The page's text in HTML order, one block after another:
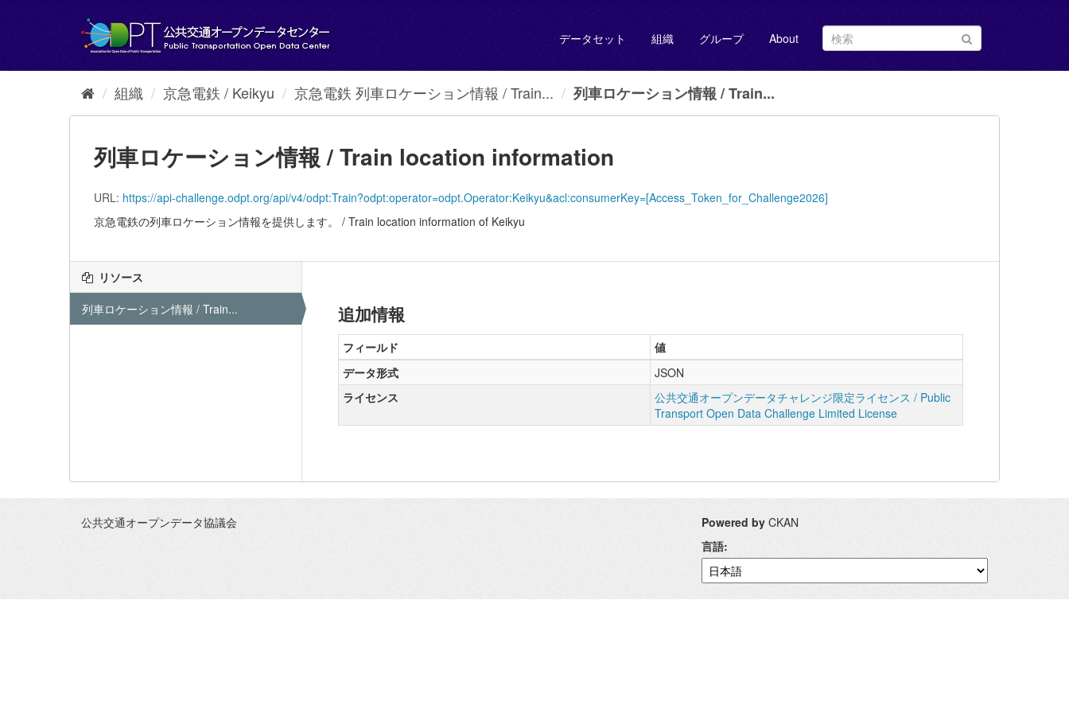
し
データセット 組織 グループ About
組織 京急電鉄 / Keikyu 京急電鉄 列車ロケーション情報 / Train... 列車ロケーション情報 / Train...
列車ロケーション情報 / Train location information
URL: https://api-challenge.odpt.org/api/v4/odpt:Train?odpt:operator=odpt.Operator:Keikyu&acl:consumerKey=[Access_Token_for_Challenge2026]
京急電鉄の列車ロケーション情報を提供します。 / Train location information of Keikyu
リソース
列車ロケーション情報 / Train...
追加情報
フィールド
値
データ形式
JSON
ライセンス
公共交通オープンデータチャレンジ限定ライセンス / Public
Transport Open Data Challenge Limited License
公共交通オープンデータ協議会 Powered by CKAN
言語